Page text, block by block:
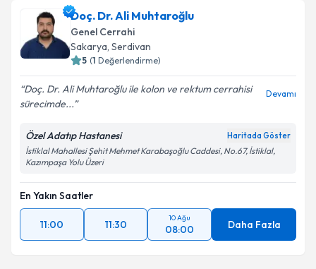
Doç. Dr. Ali Muhtaroğlu
Genel Cerrahi
Sakarya, Serdivan
5 (1 Değerlendirme)
Doç. Dr. Ali Muhtaroğlu ile kolon ve rektum cerrahisi
sürecimde...
Devamı
Özel Adatıp Hastanesi Haritada Göster
İstiklal Mahallesi Şehit Mehmet Karabaşoğlu Caddesi, No.67, İstiklal,
Kazımpaşa Yolu Üzeri
En Yakın Saatler
11:00 11:30
10 Ağu
08:00 Daha Fazla